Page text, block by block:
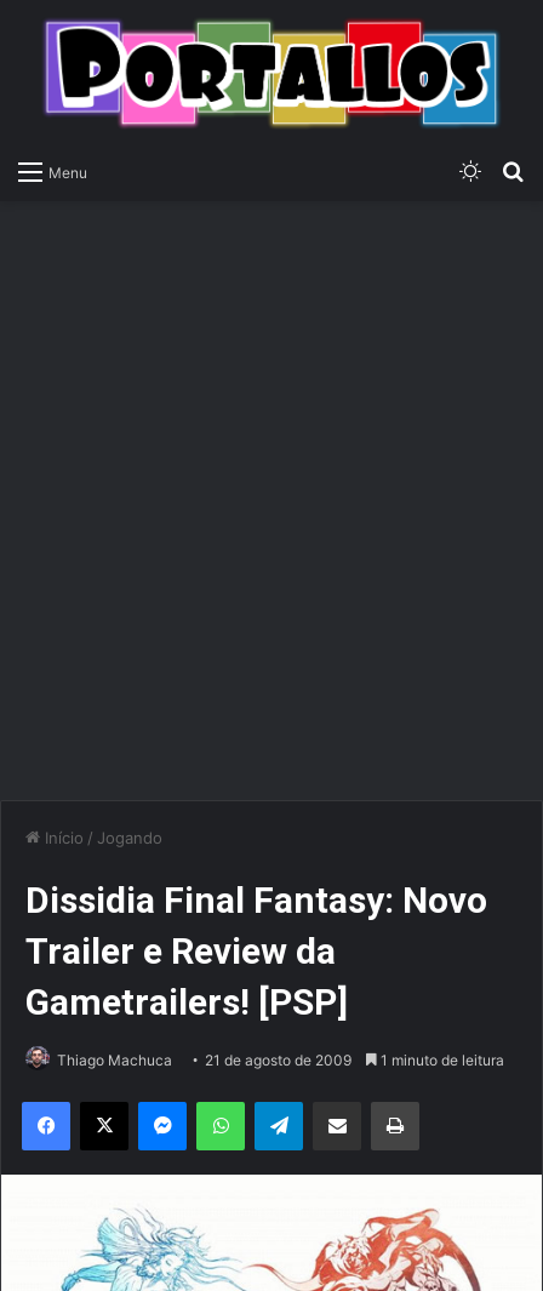
Menu
Início / Jogando
Dissidia Final Fantasy: Novo
Trailer e Review da
Gametrailers! [PSP]
Thiago Machuca 21 de agosto de 2009 1 minuto de leitura